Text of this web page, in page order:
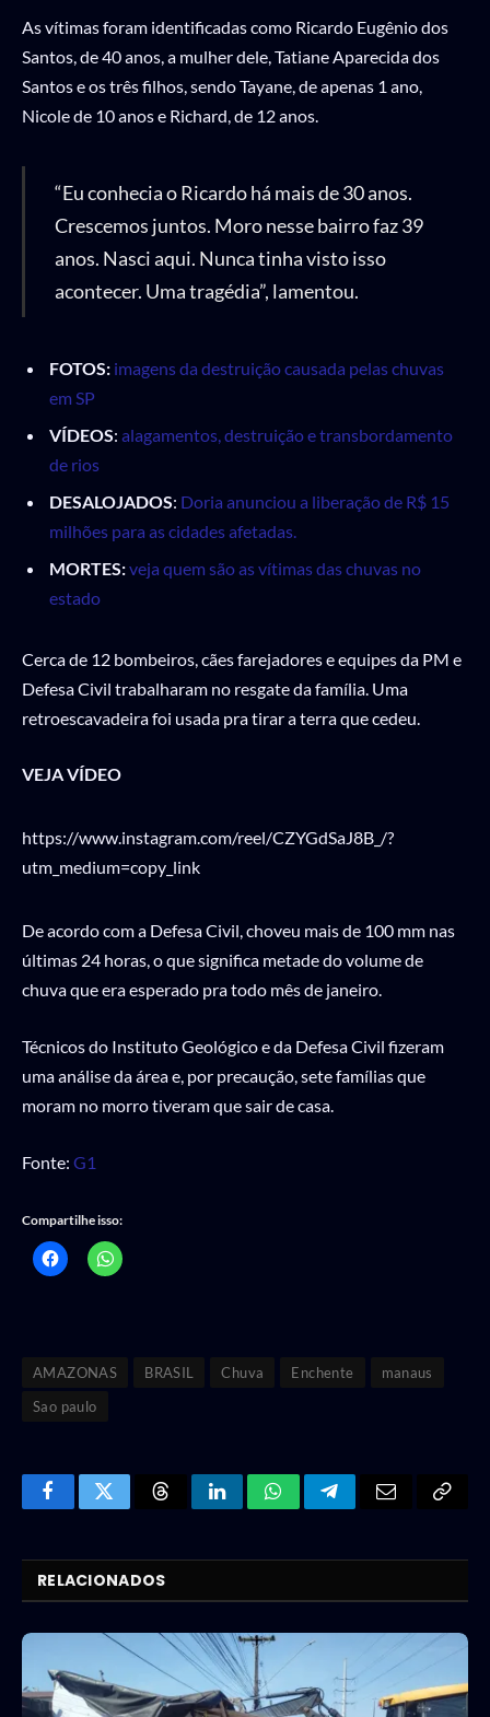
As vítimas foram identificadas como Ricardo Eugênio dos
Santos, de 40 anos, a mulher dele, Tatiane Aparecida dos
Santos e os três filhos, sendo Tayane, de apenas 1 ano,
Nicole de 10 anos e Richard, de 12 anos.
“Eu conhecia o Ricardo há mais de 30 anos.
Crescemos juntos. Moro nesse bairro faz 39
anos. Nasci aqui. Nunca tinha visto isso
acontecer. Uma tragédia”, lamentou.
FOTOS: imagens da destruição causada pelas chuvas
em SP
VÍDEOS: alagamentos, destruição e transbordamento
de rios
DESALOJADOS: Doria anunciou a liberação de R$ 15
milhões para as cidades afetadas.
MORTES:veja quem são as vítimas das chuvas no
estado
Cerca de 12 bombeiros, cães farejadores e equipes da PM e
Defesa Civil trabalharam no resgate da família. Uma
retroescavadeira foi usada pra tirar a terra que cedeu.
VEJA VÍDEO
https://www.instagram.com/reel/CZYGdSaJ8B_/?
utm_medium=copy_link
De acordo com a Defesa Civil, choveu mais de 100 mm nas
últimas 24 horas, o que significa metade do volume de
chuva que era esperado pra todo mês de janeiro.
Técnicos do Instituto Geológico e da Defesa Civil fizeram
uma análise da área e, por precaução, sete famílias que
moram no morro tiveram que sair de casa.
Fonte: G1
Compartilhe isso:
AMAZONAS BRASIL Chuva Enchente
manaus
Sao paulo
FacebookTwitter ThreadsLinkedInWhatsAppTelegram
RELACIONADOS